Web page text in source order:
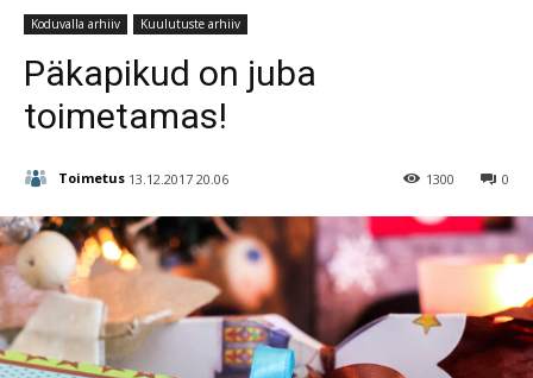
Koduvalla arhiiv Kuulutuste arhiiv
Päkapikud on juba
toimetamas!
Toimetus 0
13.12.2017 20.06 1300